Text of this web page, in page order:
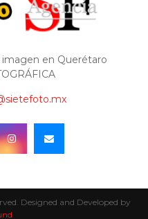
en Querétaro
Designed and Developed by